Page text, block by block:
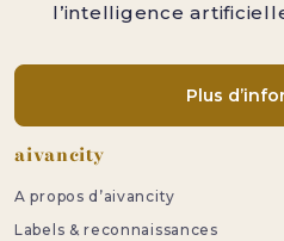
l’intelligence
Plus
Pied de page
aivancity
A propos d’aivancity
Labels & reconnaissances